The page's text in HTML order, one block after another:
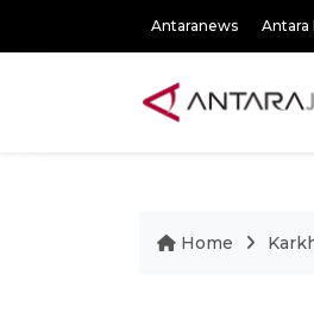
Antaranews Antara
Home